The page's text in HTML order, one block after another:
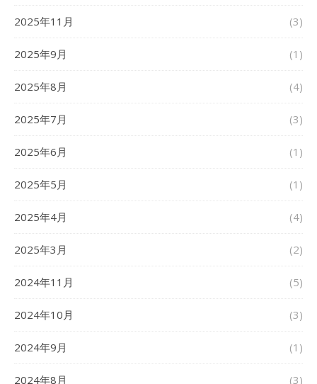
2025年11月 (3)
2025年9月 (1)
2025年8月 (4)
2025年7月 (3)
2025年6月 (1)
2025年5月 (1)
2025年4月 (4)
2025年3月 (2)
2024年11月 (5)
2024年10月 (3)
2024年9月 (1)
2024年8月 (3)